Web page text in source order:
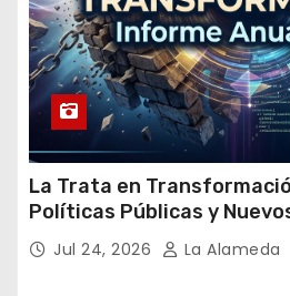
La Trata en
Políticas Públicas y
Argentina y el Mundo –
Jul 24, 2026 La Alameda